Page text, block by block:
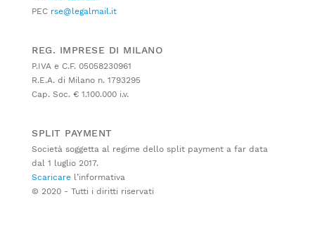
PEC rse@legalmail.it
REG. IMPRESE DI MILANO
P.IVA e C.F. 05058230961
R.E.A. di Milano n. 1793295
Cap. Soc. € 1.100.000 i.v.
SPLIT PAYMENT
Società soggetta al regime dello split payment a far data
dal 1 luglio 2017.
Scaricare l’informativa
© 2020 - Tutti i diritti riservati